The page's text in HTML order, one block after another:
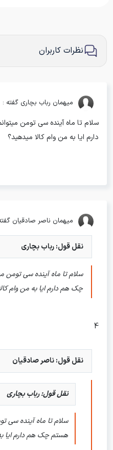
نظرات کاربران
میهمان رباب بچاری گفته :
سلام تا ماه آینده سی تومن
دارم ایا به من وام کالا میدهید؟
میهمان ناصر صادقیان
نقل قول: رباب بچاری
سلام تا ماه آینده سی تومن
چک هم دارم ایا به من وام
4
نقل قول: ناصر صادقیان
نقل قول: رباب بچاری
سلام تا ماه آینده سی
هستم چک هم دارم ایا